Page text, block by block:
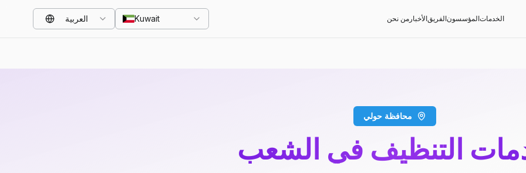
الخدماتالمؤسسونالفريقالأخبار من نحن Kuwait العربية
محافظة حولي
التنظيف في الشعب